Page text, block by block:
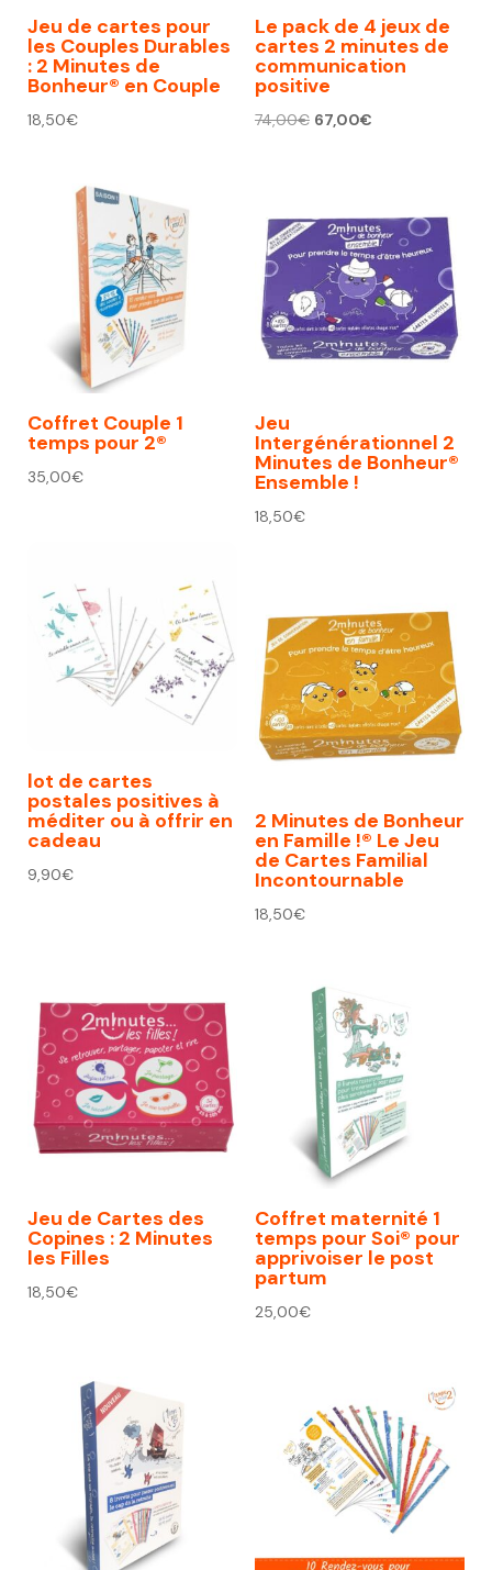
Jeu de cartes pour
les Couples Durables
: 2 Minutes de
Bonheur® en Couple
18,50€
Le pack de 4 jeux de
cartes 2 minutes de
communication
positive
74,00€ Le
74,00€.
67,00€Le
67,00€.
Coffret Couple 1
temps pour 2®
35,00€
Jeu
Intergénérationnel 2
Minutes de Bonheur®
Ensemble !
18,50€
lot de cartes
postales positives à
méditer ou à offrir en
cadeau
9,90€
2 Minutes de Bonheur
en Famille !® Le Jeu
de Cartes Familial
Incontournable
18,50€
Jeu de Cartes des
Copines : 2 Minutes
les Filles
18,50€
Coffret maternité 1
temps pour Soi® pour
apprivoiser le post
partum
25,00€